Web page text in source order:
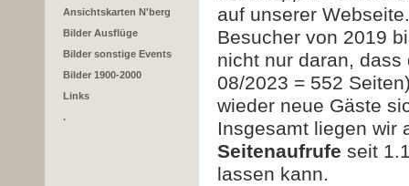
Ansichtskarten N'berg
Bilder Ausflüge
Bilder sonstige Events
Bilder 1900-2000
Links
.
auf unserer Webseite.
Besucher von 2019
nicht nur daran,
08/2023 = 552
wieder neue Gäste
Insgesamt liegen wir
Seitenaufrufe seit
lassen kann.